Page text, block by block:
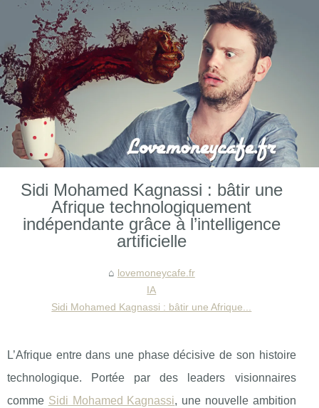
Sidi Mohamed Kagnassi : bâtir une
Afrique technologiquement
indépendante grâce à l’intelligence
artificielle
lovemoneycafe.fr
IA
Sidi Mohamed Kagnassi : bâtir une Afrique...
L’Afrique entre dans une phase décisive de son histoire
technologique. Portée par des leaders visionnaires
comme Sidi Mohamed Kagnassi, une nouvelle ambition